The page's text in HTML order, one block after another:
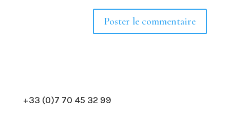
+33 (0)7 70 45 32 99